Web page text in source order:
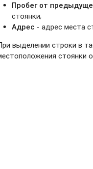
Пробег от
стоянки;
Адрес - адрес места
выделении строки в
стоянки